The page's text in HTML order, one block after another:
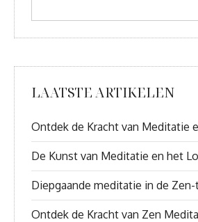
LAATSTE ARTIKELEN
Ontdek de Kracht van Meditatie
De Kunst van Meditatie en het
Diepgaande meditatie in de
Ontdek de Kracht van Zen